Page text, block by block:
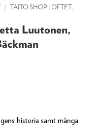
/ TAITO SHOP LOFTET,
Luutonen,
historia samt många